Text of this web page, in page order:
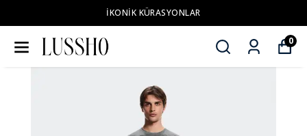
İKONİK KÜRASYONLAR
0